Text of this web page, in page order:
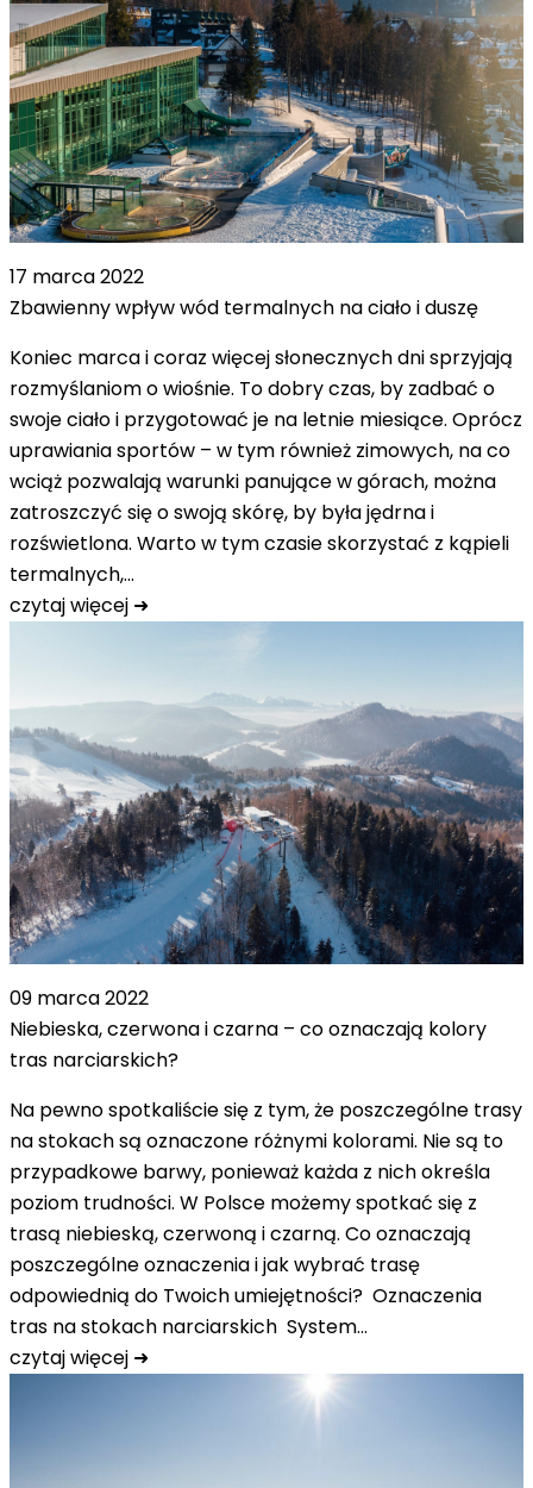
17 marca 2022
Zbawienny wpływ wód termalnych na ciało i duszę
Koniec marca i coraz więcej słonecznych dni sprzyjają
rozmyślaniom o wiośnie. To dobry czas, by zadbać o
swoje ciało i przygotować je na letnie miesiące. Oprócz
uprawiania sportów – w tym również zimowych, na co
wciąż pozwalają warunki panujące w górach, można
zatroszczyć się o swoją skórę, by była jędrna i
rozświetlona. Warto w tym czasie skorzystać z kąpieli
termalnych,…
czytaj więcej ➜
09 marca 2022
Niebieska, czerwona i czarna – co oznaczają kolory
tras narciarskich?
Na pewno spotkaliście się z tym, że poszczególne trasy
na stokach są oznaczone różnymi kolorami. Nie są to
przypadkowe barwy, ponieważ każda z nich określa
poziom trudności. W Polsce możemy spotkać się z
trasą niebieską, czerwoną i czarną. Co oznaczają
poszczególne oznaczenia i jak wybrać trasę
odpowiednią do Twoich umiejętności? Oznaczenia
tras na stokach narciarskich System…
czytaj więcej ➜